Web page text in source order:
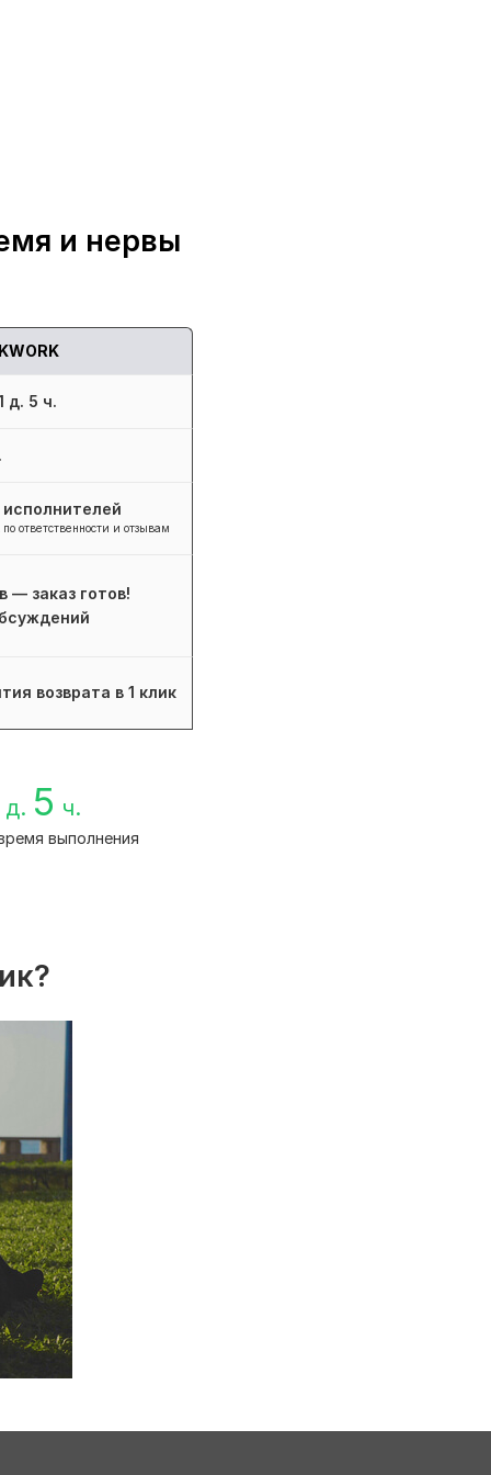
и нервы
д. 5 ч.
ответственности и отзывам
— заказ готов!
возврата в 1 клик
5 ч.
выполнения